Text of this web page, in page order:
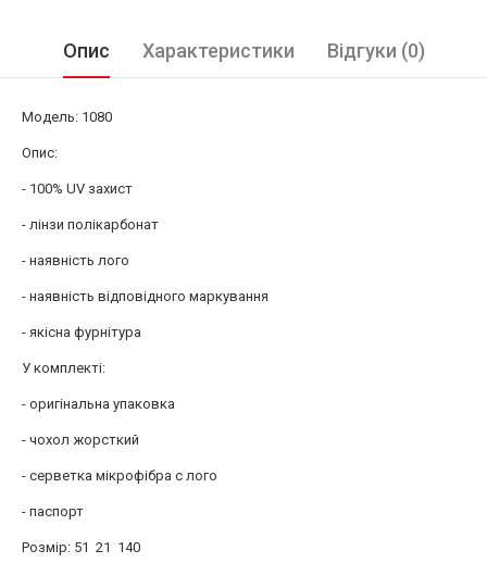
Опис Характеристики Відгуки (0)
Модель: 1080
Опис:
- 100% UV захист
- лінзи полікарбонат
- наявність лого
- наявність відповідного маркування
- якісна фурнітура
У комплекті:
- оригінальна упаковка
- чохол жорсткий
- серветка мікрофібра c лого
- паспорт
Розмір: 51 21 140